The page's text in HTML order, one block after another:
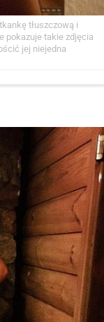
tłuszczową i
pokazuje takie zdjęcia
jej niejedna